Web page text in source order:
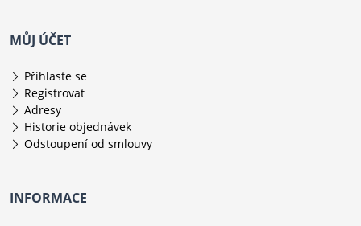
MŮJ ÚČET
Přihlaste se
Registrovat
Adresy
Historie objednávek
Odstoupení od smlouvy
INFORMACE